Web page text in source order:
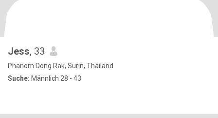
Jess, 33
Phanom Dong Rak, Surin, Thailand
Suche: Männlich 28 - 43